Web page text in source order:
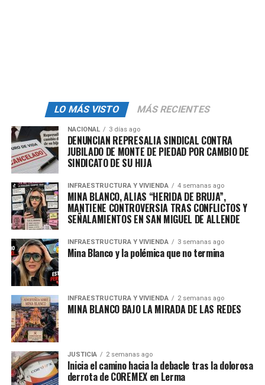
necesitan.
Esta tasa bajó a 6.6 por ciento, desde 6.8 por ciento el
año pasado. Más significativa fue la caída en las
condiciones críticas de ocupación, que pasaron de 38.1 a
33.6 por ciento, mostrando una mejoría en la calidad del
empleo para quienes sí están ocupados.
Sin embargo, también aumentó el número de personas
fuera delmercado laboral.
En el caso de lapoblación no económicamente activa
(PNEA) sumó 41.8 millones,
respecto a 2024
disponibles para trabajar, pero no buscaron empleo
activamente
admin
LO MÁS VISTO MÁS RECIENTES
NACIONAL 3 días ago
DENUNCIAN REPRESALIA SINDICAL CONTRA
JUBILADO DE MONTE DE PIEDAD POR CAMBIO DE
SINDICATO DE SU HIJA
INFRAESTRUCTURA Y VIVIENDA 4 semanas ago
MINA BLANCO, ALIAS “HERIDA DE BRUJA”,
MANTIENE CONTROVERSIA TRAS CONFLICTOS Y
SEÑALAMIENTOS EN SAN MIGUEL DE ALLENDE
INFRAESTRUCTURA Y VIVIENDA 3 semanas ago
Mina Blanco y la polémica que no termina
INFRAESTRUCTURA Y VIVIENDA 2 semanas ago
MINA BLANCO BAJO LA MIRADA DE LAS REDES
JUSTICIA 2 semanas ago
Inicia el camino hacia la debacle tras la dolorosa
derrota de COREMEX en Lerma